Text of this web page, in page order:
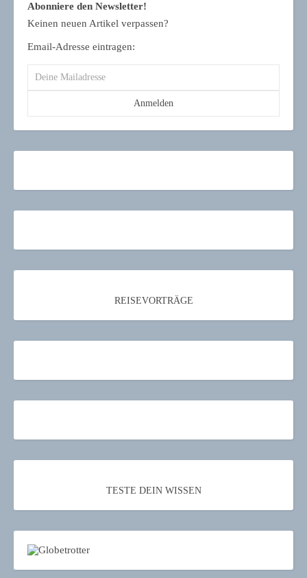
Abonniere den Newsletter!
Keinen neuen Artikel verpassen?
Email-Adresse eintragen:
REISEVORTRÄGE
TESTE DEIN WISSEN